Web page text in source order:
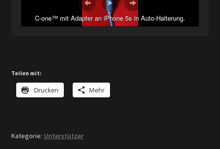
C-one™ mit Adapter an iPhone 5s in Auto-Halterung.
Teilen mit:
Drucken Mehr
Kategorie: Unterstützer